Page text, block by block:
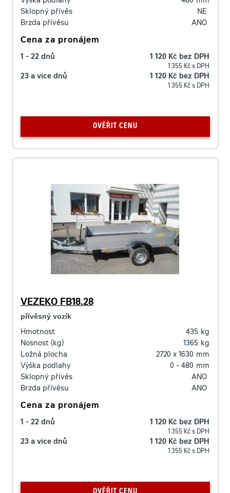
Sklopný přívěs
NE
Brzda přívěsu
ANO
Cena za pronájem
1 - 22 dnů 1 120 Kč bez DPH
1 355 Kč s DPH
23 a více dnů 1 120 Kč bez DPH
1 355 Kč s DPH
OVĚŘIT CENU
VEZEKO FB18.28
přívěsný vozík
Hmotnost 435 kg
Nosnost (kg)
1365 kg
Ložná plocha
2720 x 1630 mm
Výška podlahy
0 - 480 mm
Sklopný přívěs
ANO
Brzda přívěsu
ANO
Cena za pronájem
1 - 22 dnů 1 120 Kč bez DPH
1 355 Kč s DPH
23 a více dnů 1 120 Kč bez DPH
1 355 Kč s DPH